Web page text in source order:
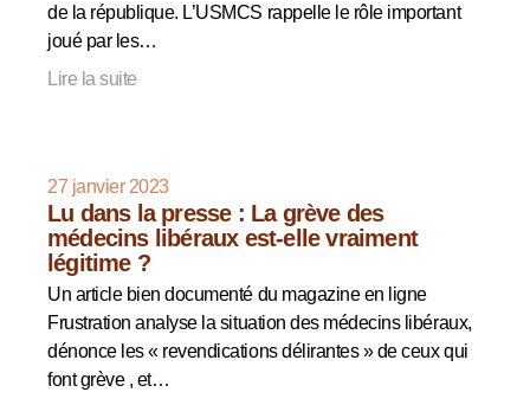
de la république. L’USMCS rappelle le rôle important
joué par les…
Lire la suite
27 janvier 2023
Lu dans la presse : La grève des
médecins libéraux est-elle vraiment
légitime ?
Un article bien documenté du magazine en ligne
Frustration analyse la situation des médecins libéraux,
dénonce les « revendications délirantes » de ceux qui
font grève , et…